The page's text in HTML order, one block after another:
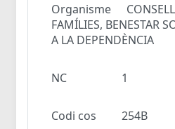
Organisme
FAMÍLIES, BENESTAR
A LA DEPENDÈNCIA
NC 1
Codi cos 254B